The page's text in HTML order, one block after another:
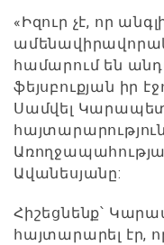
«Իզուր չէ, որ
համարում են
ֆեյսբուքյան իր
Սամվել
Ավանեսյանը:
Հիշեցնենք՝
հայտարարել էր,